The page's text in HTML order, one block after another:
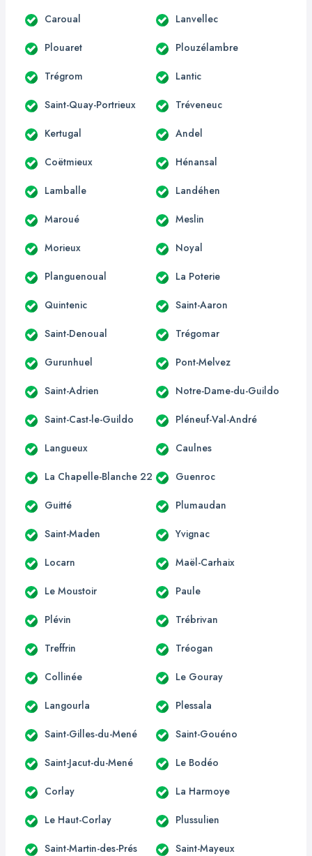
Caroual Lanvellec
Plouaret Plouzélambre
Trégrom Lantic
Saint-Quay-Portrieux Tréveneuc
Kertugal Andel
Coëtmieux Hénansal
Lamballe Landéhen
Maroué Meslin
Morieux Noyal
Planguenoual La Poterie
Quintenic Saint-Aaron
Saint-Denoual Trégomar
Gurunhuel Pont-Melvez
Saint-Adrien Notre-Dame-du-Guildo
Saint-Cast-le-Guildo Pléneuf-Val-André
Langueux Caulnes
La Chapelle-Blanche 22 Guenroc
Guitté Plumaudan
Saint-Maden Yvignac
Locarn Maël-Carhaix
Le Moustoir Paule
Plévin Trébrivan
Treffrin Tréogan
Collinée Le Gouray
Langourla Plessala
Saint-Gilles-du-Mené Saint-Gouéno
Saint-Jacut-du-Mené Le Bodéo
Corlay La Harmoye
Le Haut-Corlay Plussulien
Saint-Martin-des-Prés Saint-Mayeux